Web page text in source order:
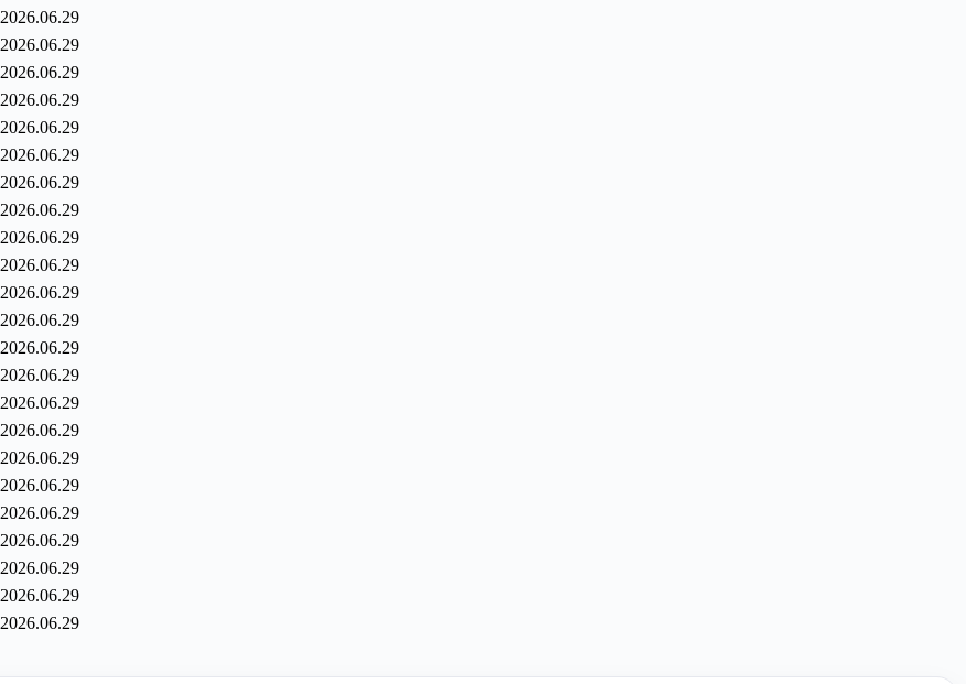
2026.06.29
2026.06.29
2026.06.29
2026.06.29
2026.06.29
2026.06.29
2026.06.29
2026.06.29
2026.06.29
2026.06.29
2026.06.29
2026.06.29
2026.06.29
2026.06.29
2026.06.29
2026.06.29
2026.06.29
2026.06.29
2026.06.29
2026.06.29
2026.06.29
2026.06.29
2026.06.29